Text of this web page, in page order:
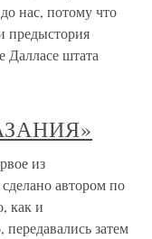
нас, потому что
предыстория
Далласе штата
из
автором по
как и
затем